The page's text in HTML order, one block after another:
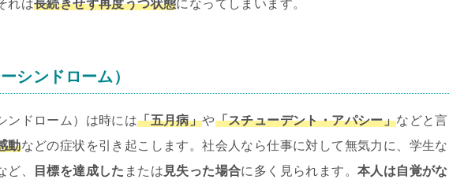
れは長続きせず再度うつ状態になってしまいます。
シンドローム）
ンドローム）は時には「五月病」や「スチューデント・アパシー」などと言
動などの症状を引き起こします。社会人なら仕事に対して無気力に、学生な
、
目標を達成した または 見失った場合に多く見られます。本人は自覚がな